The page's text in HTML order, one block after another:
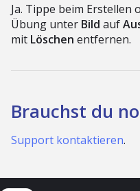
Ja. Tippe beim
Übung unter Bild auf
mit Löschen entfernen.
Brauchst du
Support kontaktieren.